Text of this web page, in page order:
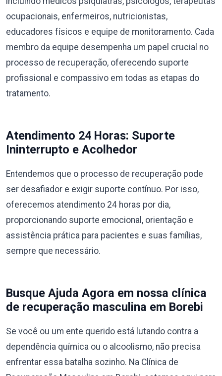
ocupacionais, enfermeiros, nutricionistas,
educadores físicos e equipe de monitoramento. Cada
membro da equipe desempenha um papel crucial no
processo de recuperação, oferecendo suporte
profissional e compassivo em todas as etapas do
tratamento.
Atendimento 24 Horas: Suporte
Ininterrupto e Acolhedor
Entendemos que o processo de recuperação pode
ser desafiador e exigir suporte contínuo. Por isso,
oferecemos atendimento 24 horas por dia,
proporcionando suporte emocional, orientação e
assistência prática para pacientes e suas famílias,
sempre que necessário.
Busque Ajuda Agora em nossa clínica
de recuperação masculina em Borebi
Se você ou um ente querido está lutando contra a
dependência química ou o alcoolismo, não precisa
enfrentar essa batalha sozinho. Na Clínica de